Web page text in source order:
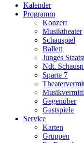
Kalender
Programm
Konzert
Musiktheater
Schauspiel
Ballett
Junges
Ndt.
Sparte 7
Gegenüber
Gastspiele
Service
Karten
Gruppen